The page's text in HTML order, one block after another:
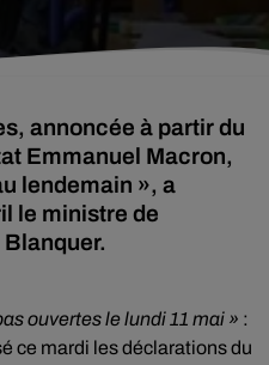
annoncée à partir du
Emmanuel Macron,
lendemain », a
le ministre de
ouvertes le lundi 11 mai » :
ce mardi les déclarations du